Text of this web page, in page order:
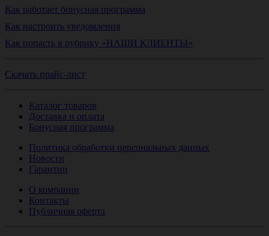
Как работает бонусная программа
Как настроить уведомления
Как попасть в рубрику «НАШИ КЛИЕНТЫ»
Скачать прайс-лист
Каталог товаров
Доставка и оплата
Бонусная программа
Политика обработки персональных данных
Новости
Гарантии
О компании
Контакты
Публичная оферта